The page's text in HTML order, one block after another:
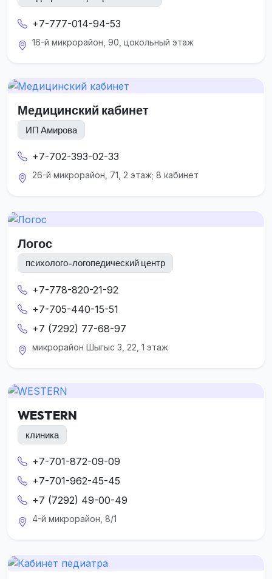
+7-777-014-94-53
16-й микрорайон, 90, цокольный этаж
Медицинский кабинет
ИП Амирова
+7-702-393-02-33
26-й микрорайон, 71, 2 этаж; 8 кабинет
Логос
психолого-логопедический центр
+7-778-820-21-92
+7-705-440-15-51
+7 (7292) 77-68-97
микрорайон Шыгыс 3, 22, 1 этаж
WESTERN
клиника
+7-701-872-09-09
+7-701-962-45-45
+7 (7292) 49-00-49
4-й микрорайон, 8/1